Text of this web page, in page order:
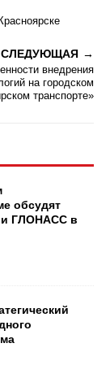
СЛЕДУЮЩАЯ
внедрения
на городском
транспорте»
обсудят
ГЛОНАСС в